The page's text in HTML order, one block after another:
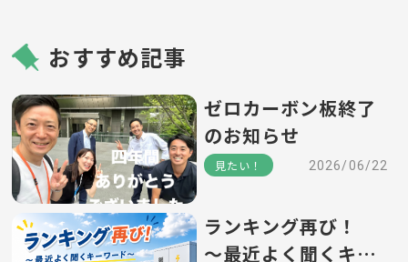
おすすめ記事
ゼロカーボン板終了
のお知らせ
見たい！ 2026/06/22
ランキング再び！
～最近よく聞くキー